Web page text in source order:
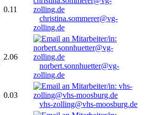
0.11
christina.sommerer@vg-
zolling.de
2.06
norbert.sonnhuetter@vg-
zolling.de
0.03
vhs-zolling@vhs-moosburg.de